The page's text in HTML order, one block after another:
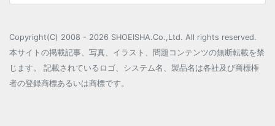
Copyright(C) 2008 - 2026 SHOEISHA.Co.,Ltd. All rights reserved.
本サイトの掲載記事、写真、イラスト、問題コンテンツの無断転載を禁
じます。 記載されているロゴ、システム名、製品名は各社及び商標権
者の登録商標あるいは商標です。